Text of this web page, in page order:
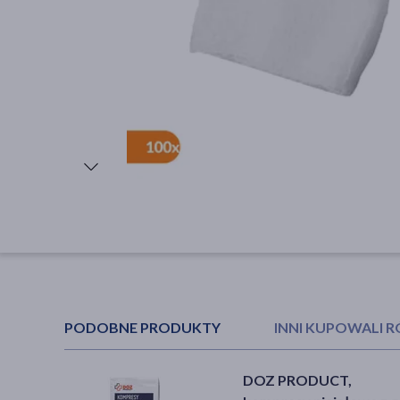
PODOBNE PRODUKTY INNI KUPOWALI
DOZ PRODUCT,
CeraVe, nawilżająca